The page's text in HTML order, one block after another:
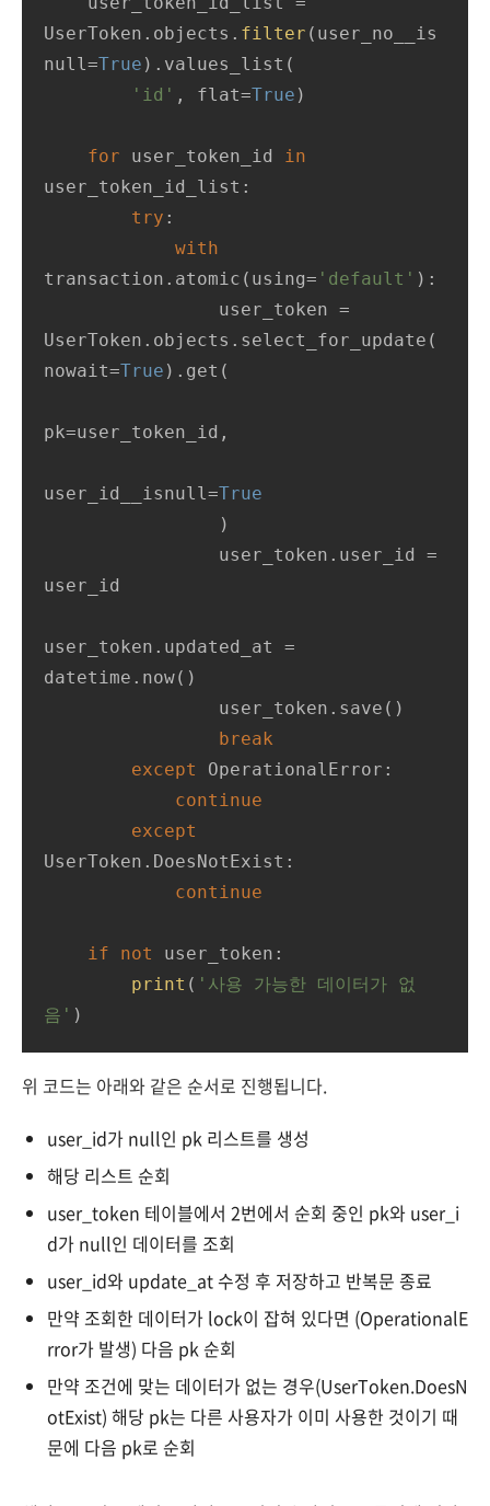
UserToken.objects. filter (user_no__is
null=True ).values_list(
'id' , flat=True )
for user_token_id in
user_token_id_list:
try :
with
transaction.atomic(using= 'default' ):
UserToken.objects.select_for_update(
nowait=True ).get(
pk=user_token_id,
user_id__isnull=True
user_id
user_token.updated_at =
datetime.now()
break
except
OperationalError:
continue
except
UserToken.DoesNotExist:
continue
if not
user_token:
print ( '사용 가능한 데이터가 없
음' )
위 코드는 아래와 같은 순서로 진행됩니다.
user_id가 null인 pk 리스트를 생성
해당 리스트 순회
user_token 테이블에서 2번에서 순회 중인 pk와 user_i
d가 null인 데이터를 조회
user_id와 update_at 수정 후 저장하고 반복문 종료
만약 조회한 데이터가 lock이 잡혀 있다면 (OperationalE
rror가 발생) 다음 pk 순회
만약 조건에 맞는 데이터가 없는 경우(UserToken.DoesN
otExist) 해당 pk는 다른 사용자가 이미 사용한 것이기 때
문에 다음 pk로 순회